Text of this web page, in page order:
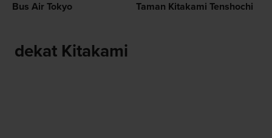
Bus Air Tokyo Taman Kitakami Tenshochi
dekat Kitakami